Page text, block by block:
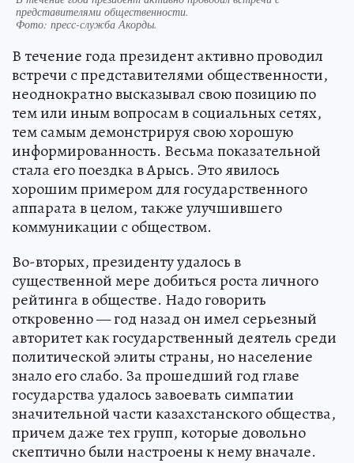
представителями общественности.
Фото: пресс-служба Акорды.
В течение года президент активно проводил
встречи с представителями общественности,
неоднократно высказывал свою позицию по
тем или иным вопросам в социальных сетях,
тем самым демонстрируя свою хорошую
информированность. Весьма показательной
стала его поездка в Арысь. Это явилось
хорошим примером для государственного
аппарата в целом, также улучшившего
коммуникации с обществом.
Во-вторых, президенту удалось в
существенной мере добиться роста личного
рейтинга в обществе. Надо говорить
откровенно — год назад он имел серьезный
авторитет как государственный деятель среди
политической элиты страны, но население
знало его слабо. За прошедший год главе
государства удалось завоевать симпатии
значительной части казахстанского общества,
причем даже тех групп, которые довольно
скептично были настроены к нему вначале.